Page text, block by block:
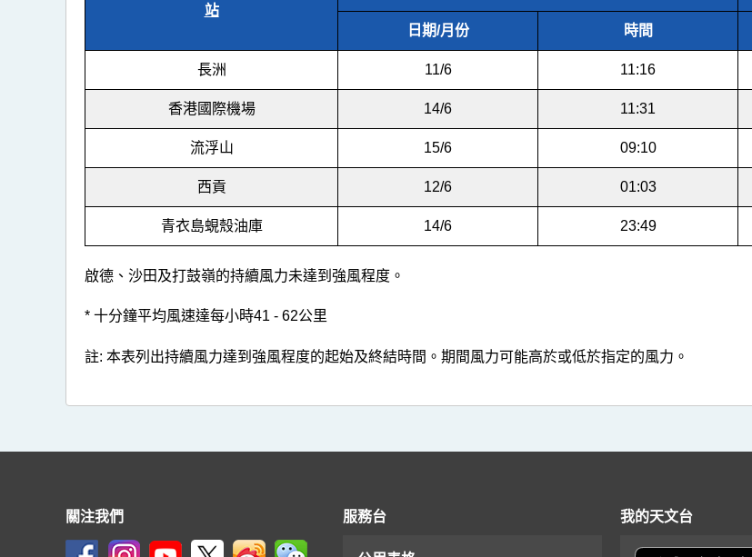
風
蝶
表
站
日期/月份 時間
長洲 11/6 11:16
香港國際機場 14/6 11:31
流浮山 15/6 09:10
西貢 12/6 01:03
青衣島蜆殼油庫 14/6 23:49
啟德、沙田及打鼓嶺的持續風力未達到強風程度。
* 十分鐘平均風速達每小時41 - 62公里
註: 本表列出持續風力達到強風程度的起始及終結時間。期間風力可能高於或低於指定的風力。
關注我們 服務台 我的天文台